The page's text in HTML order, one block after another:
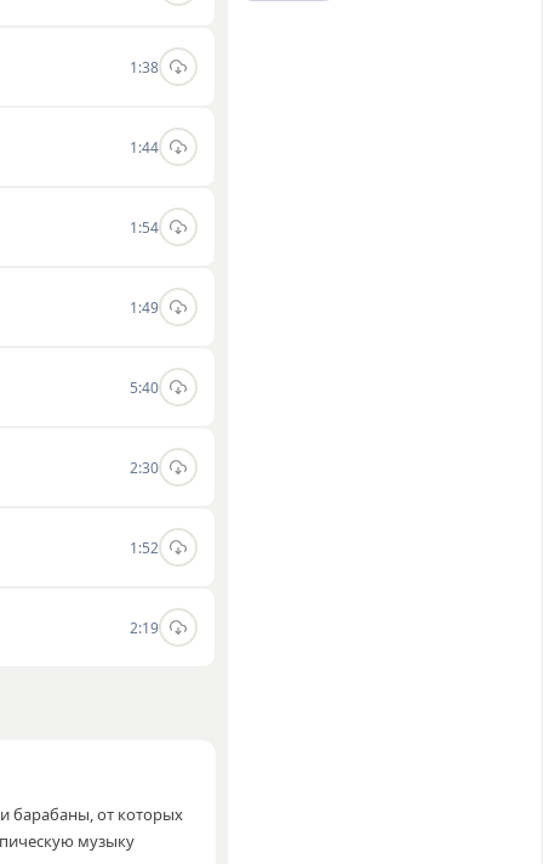
1:38
1:44
1:54
1:49
5:40
2:30
1:52
2:19
барабаны, от которых
музыку